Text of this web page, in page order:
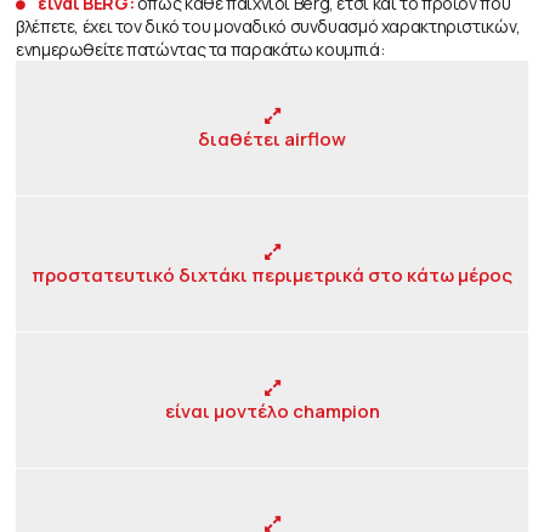
βλέπετε, έχει τον δικό του μοναδικό συνδυασμό χαρακτηριστικών,
ενημερωθείτε πατώντας τα παρακάτω κουμπιά:
διαθέτει airflow
προστατευτικό διχτάκι περιμετρικά στο κάτω μέρος
είναι μοντέλο champion